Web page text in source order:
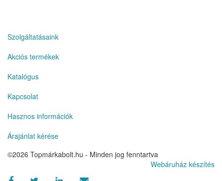
Szolgáltatásaink
Akciós termékek
Katalógus
Kapcsolat
Hasznos információk
Árajánlat kérése
©2026 Topmárkabolt.hu - Minden jog fenntartva
Webáruház készítés